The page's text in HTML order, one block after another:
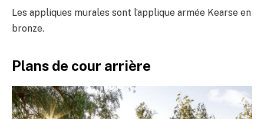
Les appliques murales sont l’applique armée Kearse en
bronze.
Plans de cour arrière